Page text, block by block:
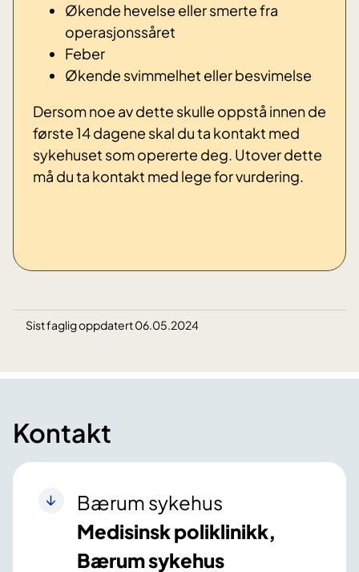
Økende hevelse eller smerte fra
operasjonssåret
Feber
Økende svimmelhet eller besvimelse
Dersom noe av dette skulle oppstå innen de
første 14 dagene skal du ta kontakt med
sykehuset som opererte deg. Utover dette
må du ta kontakt med lege for vurdering.
Sist faglig oppdatert 06.05.2024
Kontakt
Bærum sykehus
Medisinsk poliklinikk,
Bærum sykehus